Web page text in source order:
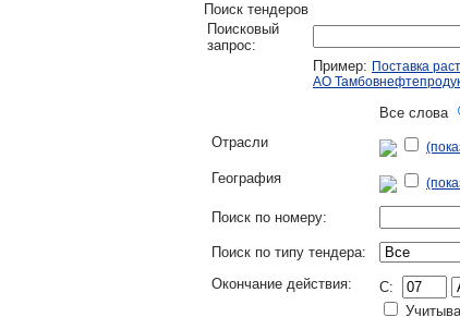
Поиск тендеров
Поисковый
запрос:
Пример: Поставка
АО
Все слова
Отрасли
География
Поиск по номеру:
Поиск по типу тендера:
Окончание действия:
C: